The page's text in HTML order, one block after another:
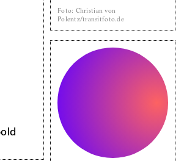
Foto: Christian von
Polentz/transitfoto.de